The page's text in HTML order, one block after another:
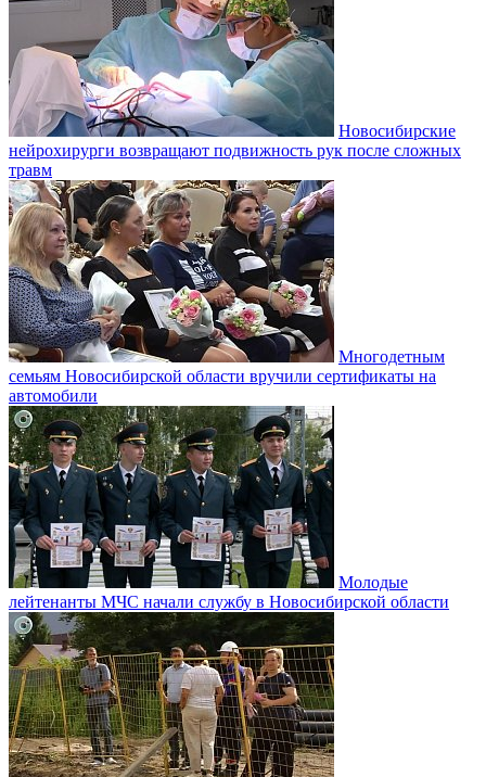
Новосибирские
нейрохирурги возвращают подвижность рук после сложных
травм
Многодетным
семьям Новосибирской области вручили сертификаты на
автомобили
Молодые
лейтенанты МЧС начали службу в Новосибирской области